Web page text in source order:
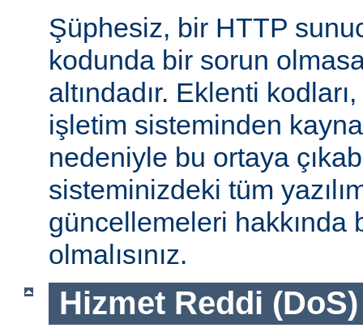
Şüphesiz, bir HTTP
kodunda bir sorun
altındadır. Eklenti
işletim sisteminden
nedeniyle bu ortaya
sisteminizdeki tüm
güncellemeleri hakkında
olmalısınız.
Hizmet Reddi (DoS)